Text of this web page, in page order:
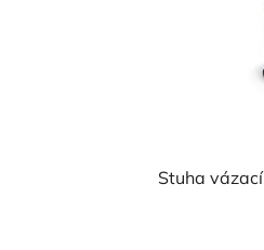
Stuha